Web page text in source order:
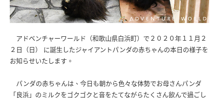
アドベンチャーワールド（和歌山県白浜町）で２０２０年１１月２
２日（日） に誕生したジャイアントパンダの赤ちゃんの本日の様子を
お知らせいたします。
パンダの赤ちゃんは、今日も朝から色々な体勢でお母さんパンダ
「良浜」のミルクをゴクゴクと音をたてながらたくさん飲んで過ごし